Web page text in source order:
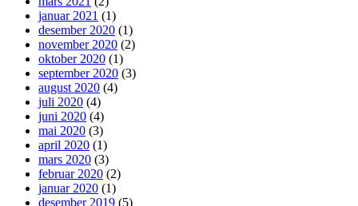
januar 2021 (1)
desember 2020 (1)
november 2020 (2)
oktober 2020 (1)
september 2020 (3)
august 2020 (4)
juli 2020 (4)
juni 2020 (4)
mai 2020 (3)
april 2020 (1)
mars 2020 (3)
februar 2020 (2)
januar 2020 (1)
desember 2019 (5)